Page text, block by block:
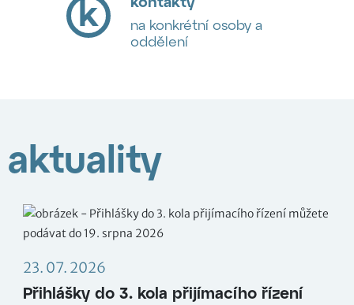
k
na konkrétní osoby a
oddělení
aktuality
23. 07. 2026
Přihlášky do 3. kola přijímacího řízení